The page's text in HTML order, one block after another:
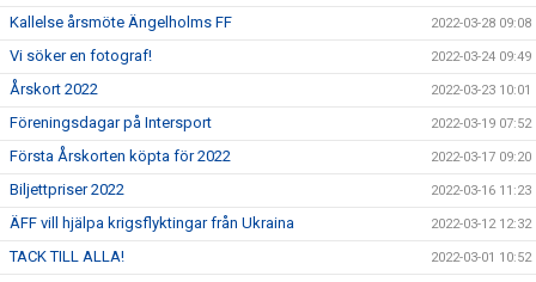
Kallelse årsmöte Ängelholms FF 2022-03-28 09:08
Vi söker en fotograf! 2022-03-24 09:49
Årskort 2022 2022-03-23 10:01
Föreningsdagar på Intersport 2022-03-19 07:52
Första Årskorten köpta för 2022 2022-03-17 09:20
Biljettpriser 2022 2022-03-16 11:23
ÄFF vill hjälpa krigsflyktingar från Ukraina 2022-03-12 12:32
TACK TILL ALLA! 2022-03-01 10:52